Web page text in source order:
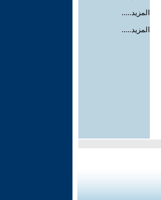
المزيد.....
المزيد.....